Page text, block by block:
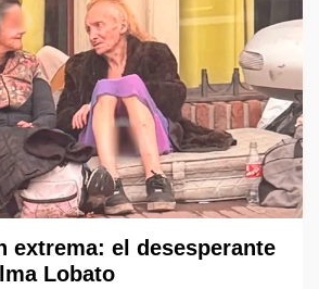
extrema: el desesperante
Lobato